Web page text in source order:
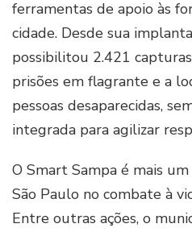
ferramentas de apoio às
cidade. Desde sua
possibilitou 2.421
prisões em flagrante e a
pessoas desaparecidas,
integrada para agilizar
O Smart Sampa é mais
São Paulo no combate à
Entre outras ações, o